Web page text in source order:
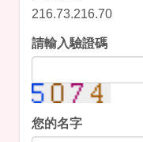
216.73.216.70
請輸入驗證碼
您的名字